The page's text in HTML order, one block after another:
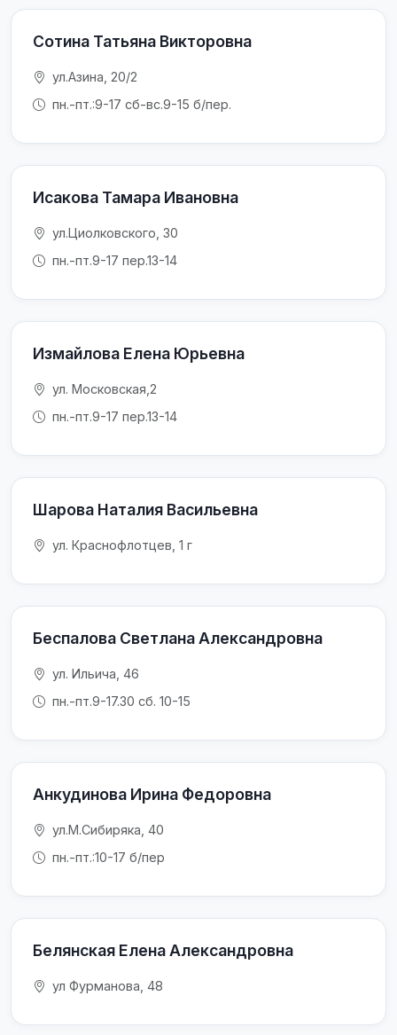
Сотина Татьяна Викторовна
ул.Азина, 20/2
пн.-пт.:9-17 сб-вс.9-15 б/пер.
Исакова Тамара Ивановна
ул.Циолковского, 30
пн.-пт.9-17 пер.13-14
Измайлова Елена Юрьевна
ул. Московская,2
пн.-пт.9-17 пер.13-14
Шарова Наталия Васильевна
ул. Краснофлотцев, 1 г
Беспалова Светлана Александровна
ул. Ильича, 46
пн.-пт.9-17.30 сб. 10-15
Анкудинова Ирина Федоровна
ул.М.Сибиряка, 40
пн.-пт.:10-17 б/пер
Белянская Елена Александровна
ул Фурманова, 48